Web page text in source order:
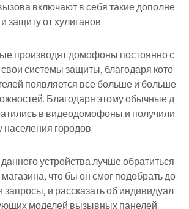
включают в себя такие дополне
защиту от хулиганов.
производят домофоны постоянно с
системы защиты, благодаря кото
появляется все больше и больше
Благодаря этому обычные д
в видеодомофоны и получили
городов.
устройства лучше обратиться
магазина, что бы он смог подобрать до
и рассказать об индивидуал
моделей вызывных панелей.